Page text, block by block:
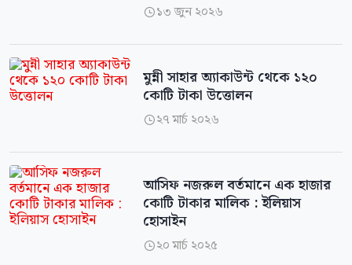
১৩ জুন ২০২৬
মুন্নী সাহার অ্যাকাউন্ট থেকে ১২০
কোটি টাকা উত্তোলন
২৭ মার্চ ২০২৬
আসিফ নজরুল বর্তমানে এক হাজার
কোটি টাকার মালিক : ইলিয়াস
হোসাইন
২০ মার্চ ২০২৫